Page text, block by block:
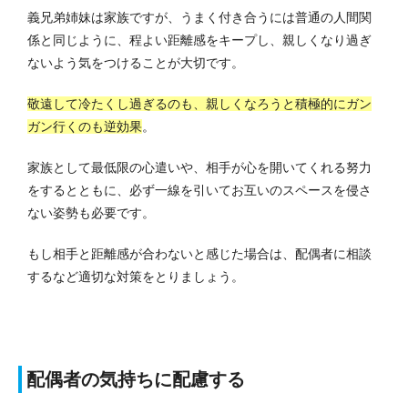
義兄弟姉妹は家族ですが、うまく付き合うには普通の人間関
係と同じように、程よい距離感をキープし、親しくなり過ぎ
ないよう気をつけることが大切です。
敬遠して冷たくし過ぎるのも、親しくなろうと積極的にガン
ガン行くのも逆効果。
家族として最低限の心遣いや、相手が心を開いてくれる努力
をするとともに、必ず一線を引いてお互いのスペースを侵さ
ない姿勢も必要です。
もし相手と距離感が合わないと感じた場合は、配偶者に相談
するなど適切な対策をとりましょう。
配偶者の気持ちに配慮する